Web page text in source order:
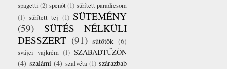
spagetti (2) spenót(1) sűrített paradicsom
(1) sűrített tej (1) SÜTEMÉNY
(59)
SÜTÉS NÉLKÜLI
DESSZERT (91) sütőtök (6)
svájci vajkrém (1) SZABADTŰZÖN
(4) szalámi (4) szalvéta (1) szárazbab